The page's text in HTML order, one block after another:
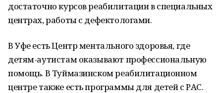
достаточно курсов реабилитации в специальных
центрах, работы с дефектологами.
В Уфе есть Центр ментального здоровья, где
детям-аутистам оказывают профессиональную
помощь. В Туймазинском реабилитационном
центре также есть программы для детей с РАС.